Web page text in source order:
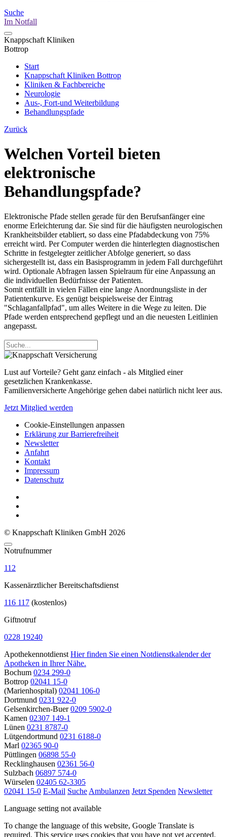
Suche
Im Notfall
Knappschaft Kliniken
Bottrop
Start
Knappschaft Kliniken Bottrop
Kliniken & Fachbereiche
Neurologie
Aus-, Fort-und Weiterbildung
Behandlungspfade
Zurück
Welchen Vorteil bieten
elektronische
Behandlungspfade?
Elektronische Pfade stellen gerade für den Berufsanfänger eine
enorme Erleichterung dar. Sie sind für die häufigsten neurologischen
Krankheitsbilder etabliert, so dass eine Pfadabdeckung von 75%
erreicht wird. Per Computer werden die hinterlegten diagnostischen
Schritte in festgelegter zeitlicher Abfolge generiert, so dass
sichergestellt ist, dass ein Basisprogramm in jedem Fall durchgeführt
wird. Optionale Abfragen lassen Spielraum für eine Anpassung an
die individuellen Bedürfnisse der Patienten.
Somit entfällt in vielen Fällen eine lange Anordnungsliste in der
Patientenkurve. Es genügt beispielsweise der Eintrag
"Schlaganfallpfad", um alles Weitere in die Wege zu leiten. Die
Pfade werden entsprechend gepflegt und an die neuesten Leitlinien
angepasst.
Lust auf Vorteile? Geht ganz einfach - als Mitglied einer
gesetzlichen Krankenkasse.
Familienversicherte Angehörige gehen dabei natürlich nicht leer aus.
Jetzt Mitglied werden
Cookie-Einstellungen anpassen
Erklärung zur Barrierefreiheit
Newsletter
Anfahrt
Kontakt
Impressum
Datenschutz
© Knappschaft Kliniken GmbH 2026
Notrufnummer
112
Kassenärztlicher Bereitschaftsdienst
116 117 (kostenlos)
Giftnotruf
0228 19240
Apothekennotdienst Hier finden Sie einen Notdienstkalender der
Apotheken in Ihrer Nähe.
Bochum 0234 299-0
Bottrop 02041 15-0
(Marienhospital) 02041 106-0
Dortmund 0231 922-0
Gelsenkirchen-Buer 0209 5902-0
Kamen 02307 149-1
Lünen 0231 8787-0
Lütgendortmund 0231 6188-0
Marl 02365 90-0
Püttlingen 06898 55-0
Recklinghausen 02361 56-0
Sulzbach 06897 574-0
Würselen 02405 62-3305
02041 15-0 E-Mail Suche Ambulanzen Jetzt Spenden Newsletter
Language setting not available
To change the language of this website, Google Translate is
required. This service uses cookies that you have not yet accepted.